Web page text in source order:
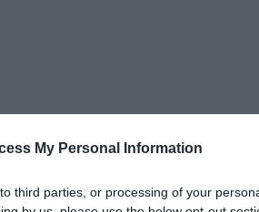
My Personal Information
third parties, or processing of your